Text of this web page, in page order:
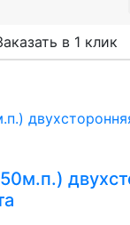
в 1 клик